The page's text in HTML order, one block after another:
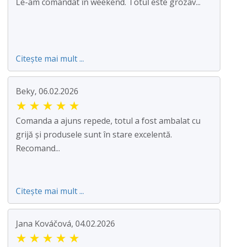
Citește mai mult ...
Beky, 06.02.2026
★ ★ ★ ★ ★
Comanda a ajuns repede, totul a fost ambalat cu
grijă și produsele sunt în stare excelentă.
Recomand...
Citește mai mult ...
Jana Kováčová, 04.02.2026
★ ★ ★ ★ ★